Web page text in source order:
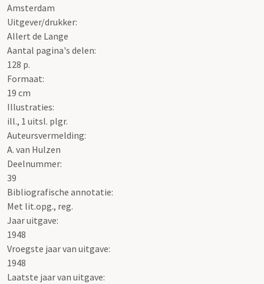
Amsterdam
Uitgever/drukker:
Allert de Lange
Aantal pagina's delen:
128 p.
Formaat:
19 cm
Illustraties:
ill., 1 uitsl. plgr.
Auteursvermelding:
A. van Hulzen
Deelnummer:
39
Bibliografische annotatie:
Met lit.opg., reg.
Jaar uitgave:
1948
Vroegste jaar van uitgave:
1948
Laatste jaar van uitgave: